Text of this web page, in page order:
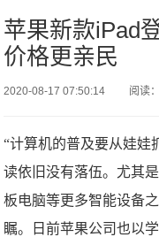
苹果新款iPad
价格更亲民
2020-08-17 07:50:14 阅读
“计算机的普及要从娃娃
读依旧没有落伍。尤其
板电脑等更多智能设备
瞩。日前苹果公司也以